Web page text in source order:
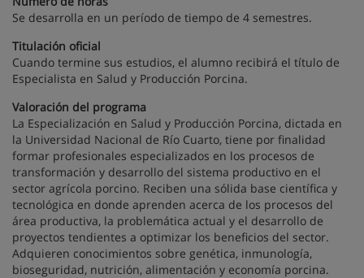
Se desarrolla en un período de tiempo de 4 semestres.
Titulación oficial
Cuando termine sus estudios, el alumno recibirá el título de
Especialista en Salud y Producción Porcina.
Valoración del programa
La Especialización en Salud y Producción Porcina, dictada en
la Universidad Nacional de Río Cuarto, tiene por finalidad
formar profesionales especializados en los procesos de
transformación y desarrollo del sistema productivo en el
sector agrícola porcino. Reciben una sólida base científica y
tecnológica en donde aprenden acerca de los procesos del
área productiva, la problemática actual y el desarrollo de
proyectos tendientes a optimizar los beneficios del sector.
Adquieren conocimientos sobre genética, inmunología,
bioseguridad, nutrición, alimentación y economía porcina.